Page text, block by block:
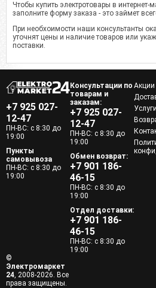
Чтобы купить электротовары в интернет-
заполните форму заказа - это займет
При необхоимости наши консультанты
уточнят цены и наличие товаров или
поставки.
+7 925 027-
12-47
ПН-ВС: с 8:30 до
19:00
Пункты
самовывоза
ПН-ВС: с 8:30 до
19:00
Консультации по
товарам и
заказам:
+7 925 027-
12-47
ПН-ВС: с 8:30 до
19:00
Обмен возврат:
+7 901 186-
46-15
ПН-ВС: с 8:30 до
19:00
Отдел доставки:
+7 901 186-
46-15
ПН-ВС: с 8:30 до
19:00
Акции
Услуги
©
Электромаркет
24, 2008-2026. Все
права защищены.